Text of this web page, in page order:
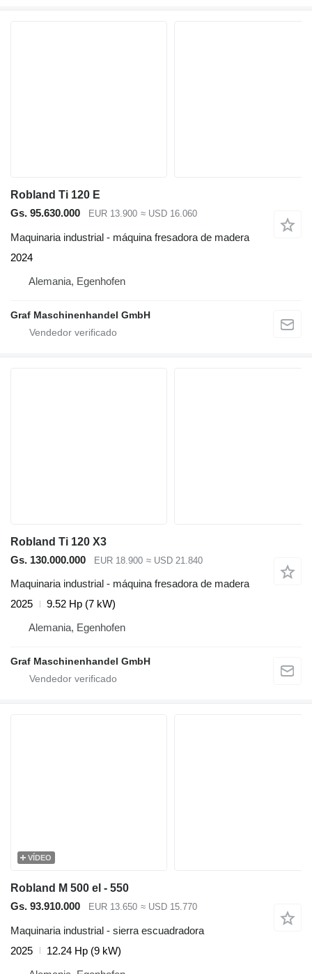
Robland Ti 120 E
Gs. 95.630.000
EUR 13.900 ≈ USD 16.060
Maquinaria industrial - máquina fresadora de madera
2024
Alemania, Egenhofen
Graf Maschinenhandel GmbH
Robland Ti 120 X3
Gs. 130.000.000
EUR 18.900 ≈ USD 21.840
Maquinaria industrial - máquina fresadora de madera
2025
9.52 Hp (7 kW)
Alemania, Egenhofen
Graf Maschinenhandel GmbH
VÍDEO
Robland M 500 el - 550
Gs. 93.910.000
EUR 13.650 ≈ USD 15.770
Maquinaria industrial - sierra escuadradora
2025
12.24 Hp (9 kW)